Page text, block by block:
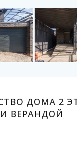
ДОМА 2
ВЕРАНДОЙ